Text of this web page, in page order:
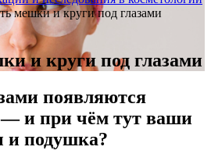
мешки и круги под глазами
и круги под глазами
появляются
и при чём тут ваши
и подушка?